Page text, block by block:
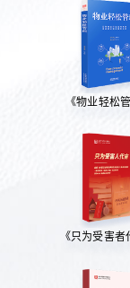
《物业轻松
《只为受害者